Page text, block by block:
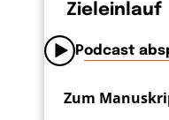
Zieleinlauf
Podcast
Zum